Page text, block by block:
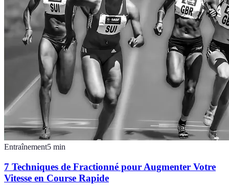
Entraînement5 min
7 Techniques de Fractionné pour Augmenter Votre
Vitesse en Course Rapide